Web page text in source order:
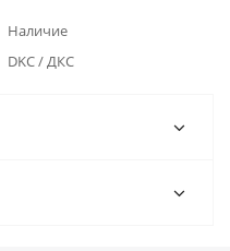
Наличие
DKC / ДКС